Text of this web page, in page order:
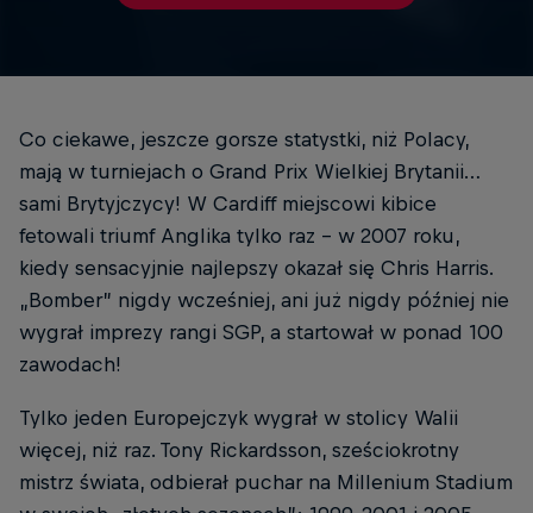
Co ciekawe, jeszcze gorsze statystki, niż Polacy,
mają w turniejach o Grand Prix Wielkiej Brytanii…
sami Brytyjczycy! W Cardiff miejscowi kibice
fetowali triumf Anglika tylko raz – w 2007 roku,
kiedy sensacyjnie najlepszy okazał się Chris Harris.
„Bomber” nigdy wcześniej, ani już nigdy później nie
wygrał imprezy rangi SGP, a startował w ponad 100
zawodach!
Tylko jeden Europejczyk wygrał w stolicy Walii
więcej, niż raz. Tony Rickardsson, sześciokrotny
mistrz świata, odbierał puchar na Millenium Stadium